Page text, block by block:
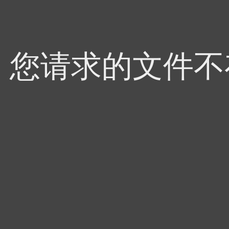
您请求的文件